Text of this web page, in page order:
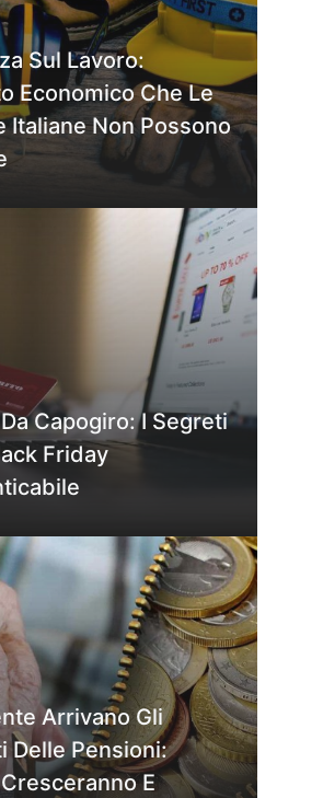
Sul Lavoro:
Economico Che Le
Italiane Non Possono
Capogiro: I Segreti
Friday
Arrivano Gli
Delle Pensioni:
E